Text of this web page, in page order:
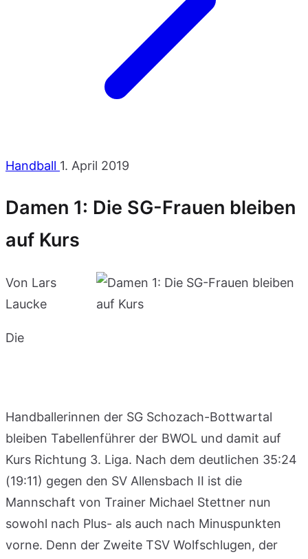
Handball 1. April 2019
Damen 1: Die SG-Frauen bleiben
auf Kurs
Von Lars
Laucke
Die
Handballerinnen der SG Schozach-Bottwartal
bleiben Tabellenführer der BWOL und damit auf
Kurs Richtung 3. Liga. Nach dem deutlichen 35:24
(19:11) gegen den SV Allensbach II ist die
Mannschaft von Trainer Michael Stettner nun
sowohl nach Plus- als auch nach Minuspunkten
vorne. Denn der Zweite TSV Wolfschlugen, der